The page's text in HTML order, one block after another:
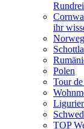
ihr
Polen
Tour
TOP